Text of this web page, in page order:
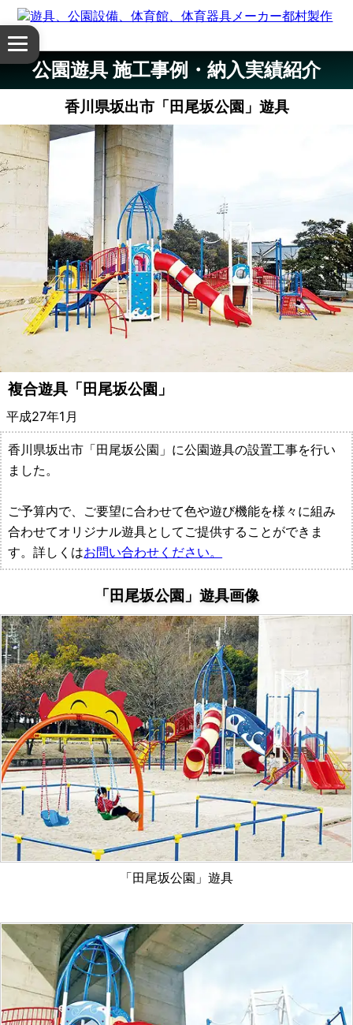
体
育
館・
体
育
器
具
公
園
設
備・
遊
具
メ
ー
カ
ー
都
村
製
作
所
メ
ニ
開
く
公園遊具 施工事例・納入実績紹介
香川県坂出市「田尾坂公園」遊具
複合遊具「田尾坂公園」
平成27年1月
香川県坂出市「田尾坂公園」に公園遊具の設置工事を行い
ました。
ご予算内で、ご要望に合わせて色や遊び機能を様々に組み
合わせてオリジナル遊具としてご提供することができま
す。詳しくはお問い合わせください。
「田尾坂公園」遊具画像
「田尾坂公園」遊具